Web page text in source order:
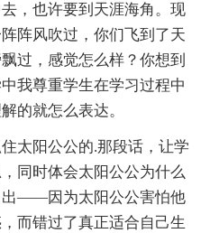
，也许要到天涯海角。现
阵风吹过，你们飞到了天
过，感觉怎么样？你想到
我尊重学生在学习过程中
的就怎么表达。
阳公公的.那段话，让学
同时体会太阳公公为什么
出——因为太阳公公害怕他
而错过了真正适合自己生